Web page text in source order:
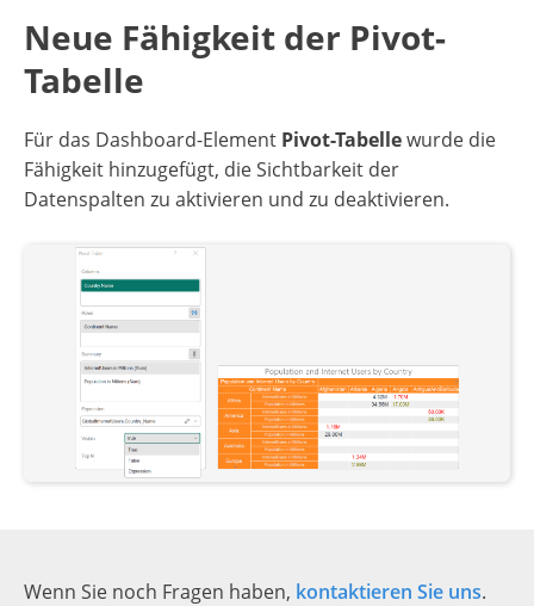
Neue Fähigkeit der Pivot-
Tabelle
Für das Dashboard-Element Pivot-Tabellewurde die
Fähigkeit hinzugefügt, die Sichtbarkeit der
Datenspalten zu aktivieren und zu deaktivieren.
Wenn Sie noch Fragen haben, kontaktieren Sie uns.